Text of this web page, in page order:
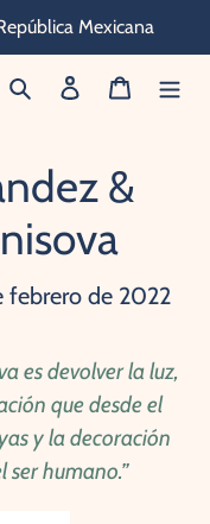
Mexicana
Buscar IngresarCarrito
&
febrero de 2022
es devolver la luz,
que desde el
y la decoración
humano.”